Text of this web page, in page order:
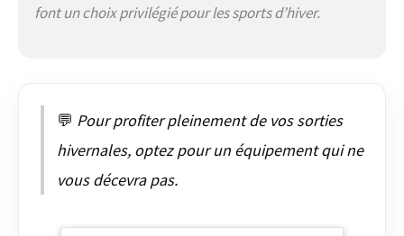
font un choix privilégié pour les sports d’hiver.
💬 Pour profiter pleinement de vos sorties
hivernales, optez pour un équipement qui ne
vous décevra pas.